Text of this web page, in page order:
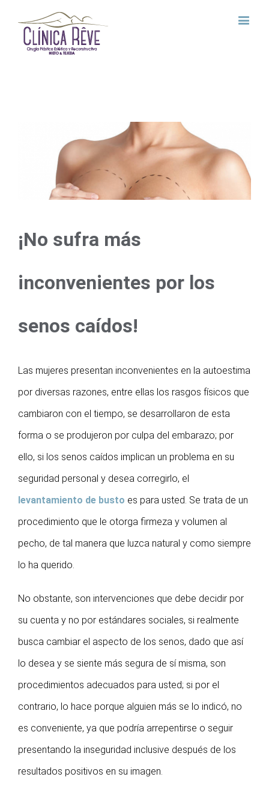
¡No sufra más
inconvenientes por los
senos caídos!
Las mujeres presentan inconvenientes en la autoestima
por diversas razones, entre ellas los rasgos físicos que
cambiaron con el tiempo, se desarrollaron de esta
forma o se produjeron por culpa del embarazo; por
ello, si los senos caídos implican un problema en su
seguridad personal y desea corregirlo, el
levantamiento de busto es para usted. Se trata de un
procedimiento que le otorga firmeza y volumen al
pecho, de tal manera que luzca natural y como siempre
lo ha querido.
No obstante, son intervenciones que debe decidir por
su cuenta y no por estándares sociales, si realmente
busca cambiar el aspecto de los senos, dado que así
lo desea y se siente más segura de sí misma, son
procedimientos adecuados para usted; si por el
contrario, lo hace porque alguien más se lo indicó, no
es conveniente, ya que podría arrepentirse o seguir
presentando la inseguridad inclusive después de los
resultados positivos en su imagen.